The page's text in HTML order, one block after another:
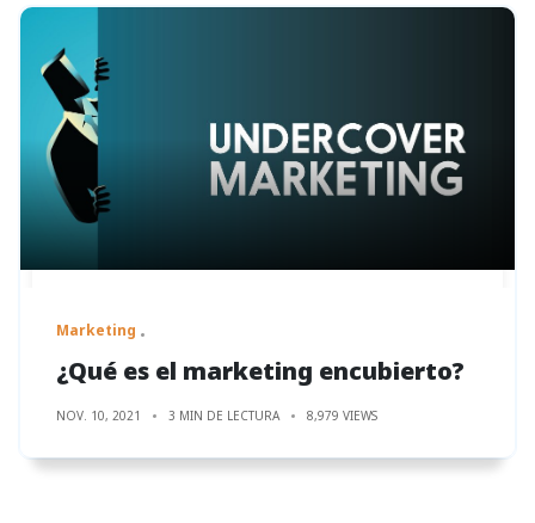
Marketing
¿Qué es el marketing encubierto?
NOV. 10, 2021 3 MIN DE LECTURA 8,979 VIEWS